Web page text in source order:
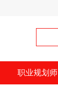
职业规划师